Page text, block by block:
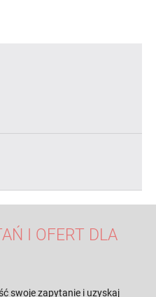
I OFERT DLA
swoje zapytanie i uzyskaj